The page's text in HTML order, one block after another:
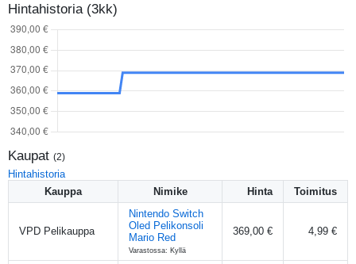
Hintahistoria (3kk)
Kaupat (2)
Hintahistoria
Kauppa
Nimike Hinta Toimitus
VPD Pelikauppa
Nintendo Switch
Oled Pelikonsoli
Mario Red
Varastossa: Kyllä
369,00 € 4,99 €